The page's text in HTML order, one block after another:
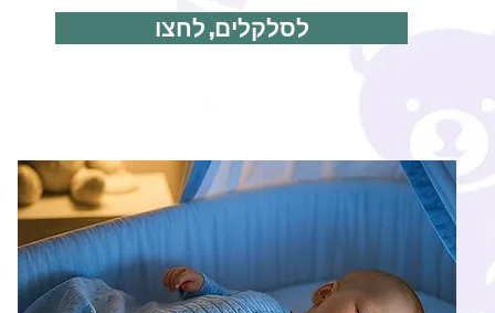
לסלקלים, לחצו